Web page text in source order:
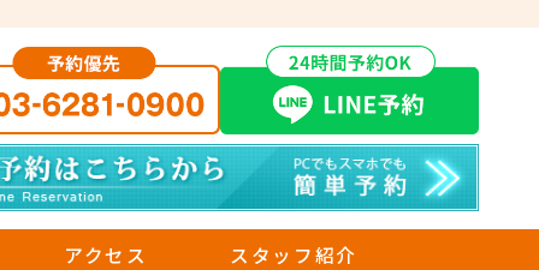
アクセス スタッフ紹介